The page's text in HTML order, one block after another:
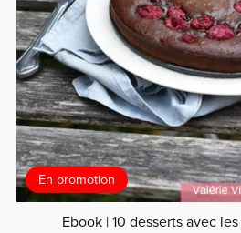
En promotion
Ebook | 10 desserts avec